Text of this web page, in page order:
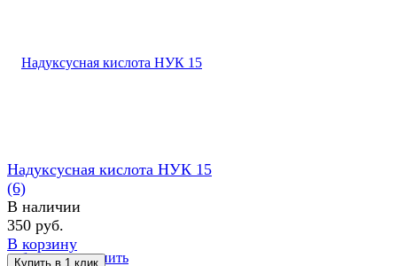
избранное сравнить
Надуксусная кислота НУК 15
(6)
В наличии
350 руб.
В корзину